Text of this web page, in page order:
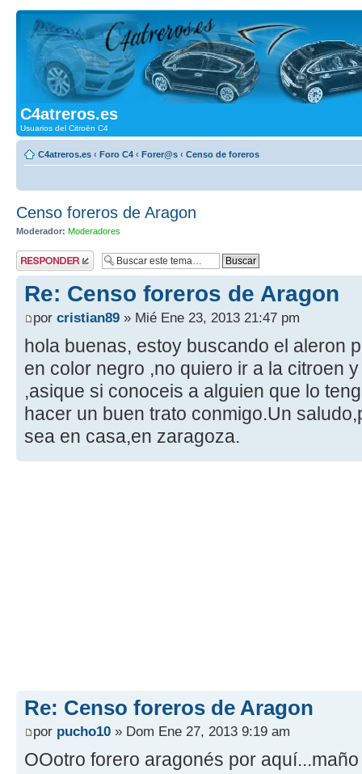
C4atreros.es
Usuarios del Citroën C4
C4atreros.es ‹ Foro C4 ‹ Forer@s ‹ Censo de foreros
Censo foreros de Aragon
Moderador: Moderadores
Publicar una
respuesta
Re: Censo foreros de Aragon
por cristian89 » Mié Ene 23, 2013 21:47 pm
hola buenas, estoy buscando el aleron
en color negro ,no quiero ir a la citroen
,asique si conoceis a alguien que lo
hacer un buen trato conmigo.Un
sea en casa,en zaragoza.
Re: Censo foreros de Aragon
por pucho10 » Dom Ene 27, 2013 9:19 am
OOotro forero aragonés por